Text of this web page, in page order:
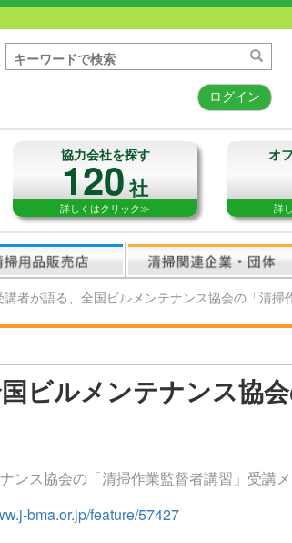
ログイン
協力会社を探す
120社
詳しくはクリック≫
オ
詳
講者が語る、全国ビルメンテナンス協会の「清掃
ビルメンテナンス協
ンス協会の「清掃作業監督者講習」受講
bma.or.jp/feature/57427